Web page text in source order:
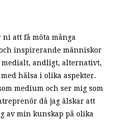
ni att få möta många
inspirerande människor
medialt, andligt, alternativt,
hälsa i olika aspekter.
medium och ser mig som
då jag älskar att
av min kunskap på olika